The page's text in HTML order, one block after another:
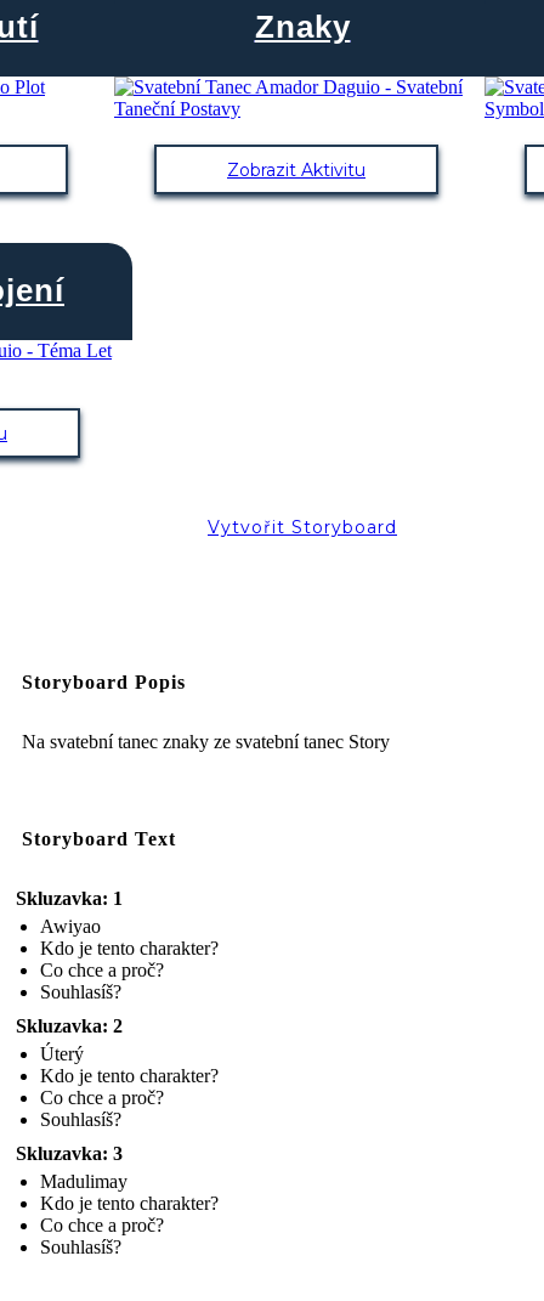
Znaky
Zobrazit Aktivitu
Vytvořit Storyboard
Storyboard Popis
Na svatební tanec znaky ze svatební tanec Story
Storyboard Text
Skluzavka: 1
Awiyao
Kdo je tento charakter?
Co chce a proč?
Souhlasíš?
Skluzavka: 2
Úterý
Kdo je tento charakter?
Co chce a proč?
Souhlasíš?
Skluzavka: 3
Madulimay
Kdo je tento charakter?
Co chce a proč?
Souhlasíš?